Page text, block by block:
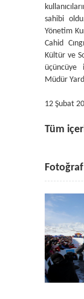
sahibi
Yönetim
Cahid
Kültür ve
üçüncüye
Müdür
12 Şubat
Tüm